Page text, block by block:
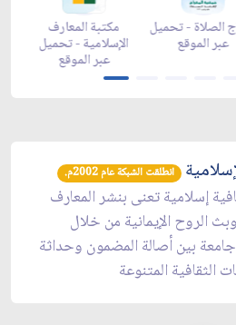
معراج الصلاة - تحميل
عبر الموقع
مجلة بقية الله -
تحميل عبر الموقع
انطلقت الشبكة عام 2002م.
إسلامية تعنى بنشر المعارف
الروح الإيمانية من خلال
بين أصالة المضمون وحداثة
الثقافية المتنوعة